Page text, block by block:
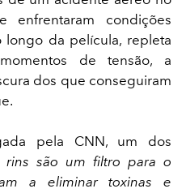
enfrentaram condições
longo da película, repleta
de tensão, a
dos que conseguiram
pela CNN, um dos
rins são um filtro para o
a eliminar toxinas e